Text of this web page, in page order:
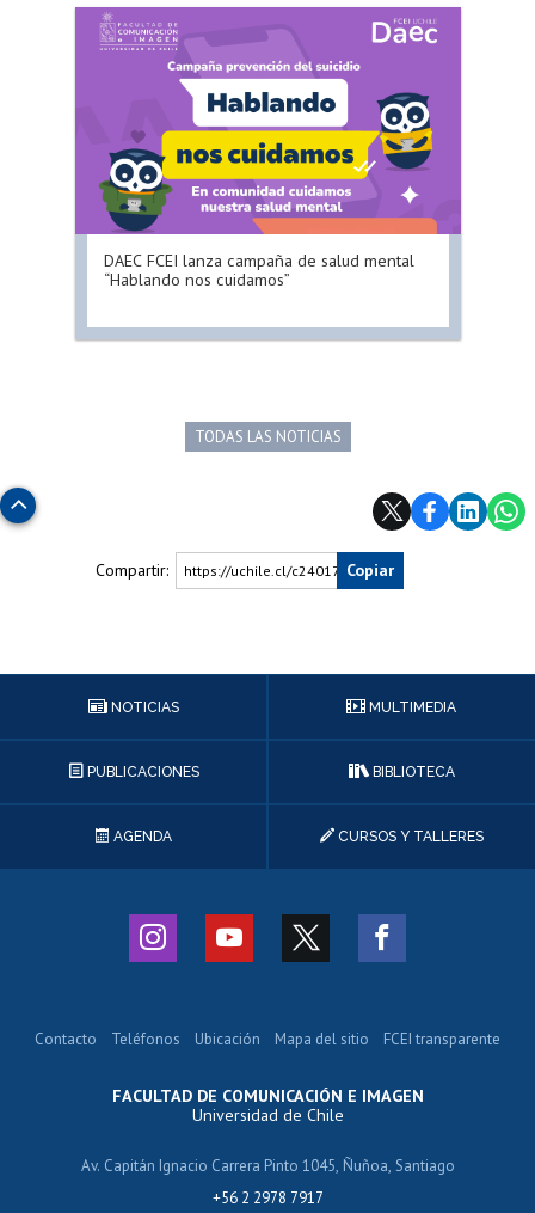
DAEC FCEI lanza campaña de salud mental
“Hablando nos cuidamos”
TODAS LAS NOTICIAS
Subir
Compartir: https://uchile.cl/c240170Copiar
NOTICIAS MULTIMEDIA
PUBLICACIONES BIBLIOTECA
AGENDA CURSOS Y TALLERES
FACULTAD DE COMUNICACIÓN E IMAGEN
Universidad de Chile
Av. Capitán Ignacio Carrera Pinto 1045, Ñuñoa, Santiago
+56 2 2978 7917
Contacto Teléfonos Ubicación Mapa del sitio FCEI transparente